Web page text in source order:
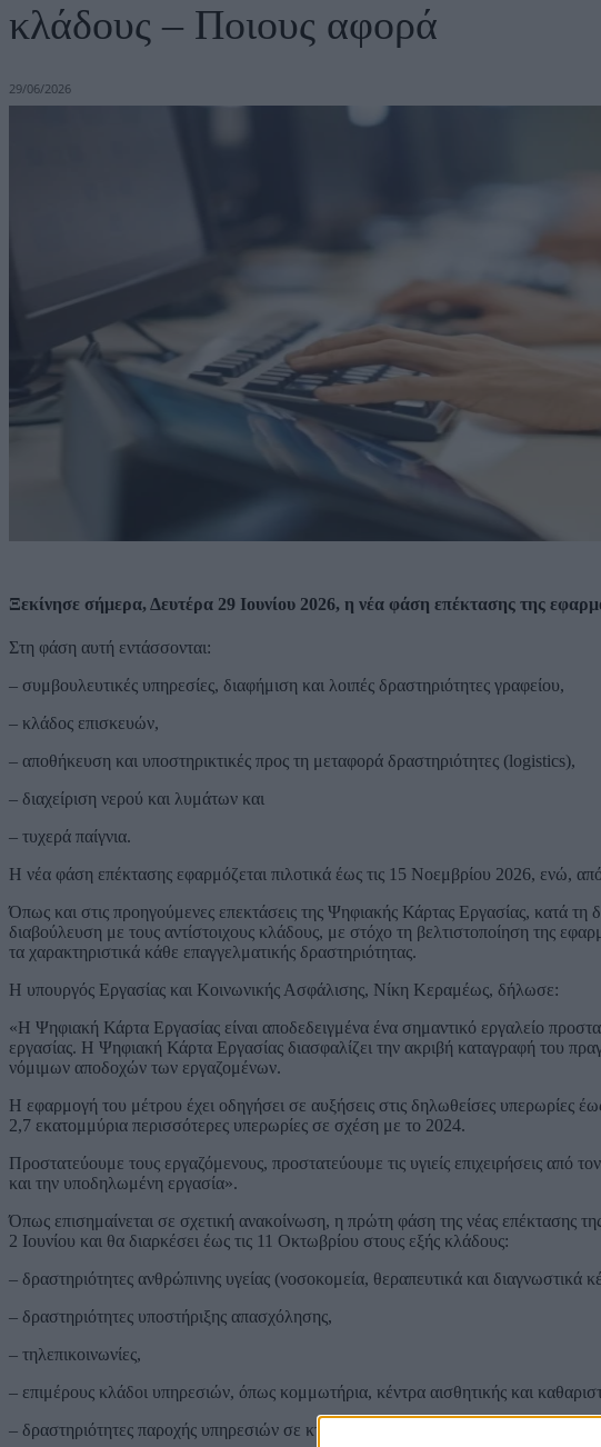
κλάδους – Ποιους αφορά
29/06/2026
Ξεκίνησε σήμερα, Δευτέρα 29 Ιουνίου 2026, η νέα φάση επέκτασης της
Στη φάση αυτή εντάσσονται:
– συμβουλευτικές υπηρεσίες, διαφήμιση και λοιπές δραστηριότητες γραφείου,
– κλάδος επισκευών,
– αποθήκευση και υποστηρικτικές προς τη μεταφορά δραστηριότητες (logistics),
– διαχείριση νερού και λυμάτων και
– τυχερά παίγνια.
Η νέα φάση επέκτασης εφαρμόζεται πιλοτικά έως τις 15 Νοεμβρίου 2026, ενώ,
Όπως και στις προηγούμενες επεκτάσεις της Ψηφιακής Κάρτας Εργασίας, κατά τη
διαβούλευση με τους αντίστοιχους κλάδους, με στόχο τη βελτιστοποίηση της
τα χαρακτηριστικά κάθε επαγγελματικής δραστηριότητας.
Η υπουργός Εργασίας και Κοινωνικής Ασφάλισης, Νίκη Κεραμέως, δήλωσε:
«Η Ψηφιακή Κάρτα Εργασίας είναι αποδεδειγμένα ένα σημαντικό εργαλείο
εργασίας. Η Ψηφιακή Κάρτα Εργασίας διασφαλίζει την ακριβή καταγραφή του
νόμιμων αποδοχών των εργαζομένων.
Η εφαρμογή του μέτρου έχει οδηγήσει σε αυξήσεις στις δηλωθείσες υπερωρίες
2,7 εκατομμύρια περισσότερες υπερωρίες σε σχέση με το 2024.
Προστατεύουμε τους εργαζόμενους, προστατεύουμε τις υγιείς επιχειρήσεις από
και την υποδηλωμένη εργασία».
Όπως επισημαίνεται σε σχετική ανακοίνωση, η πρώτη φάση της νέας επέκτασης
2 Ιουνίου και θα διαρκέσει έως τις 11 Οκτωβρίου στους εξής κλάδους:
– δραστηριότητες ανθρώπινης υγείας (νοσοκομεία, θεραπευτικά και διαγνωστικά
– δραστηριότητες υποστήριξης απασχόλησης,
– τηλεπικοινωνίες,
– επιμέρους κλάδοι υπηρεσιών, όπως κομμωτήρια, κέντρα αισθητικής και
– δραστηριότητες παροχής υπηρεσιών σε κτίρια και εξωτερικούς χώρους, κυρίως